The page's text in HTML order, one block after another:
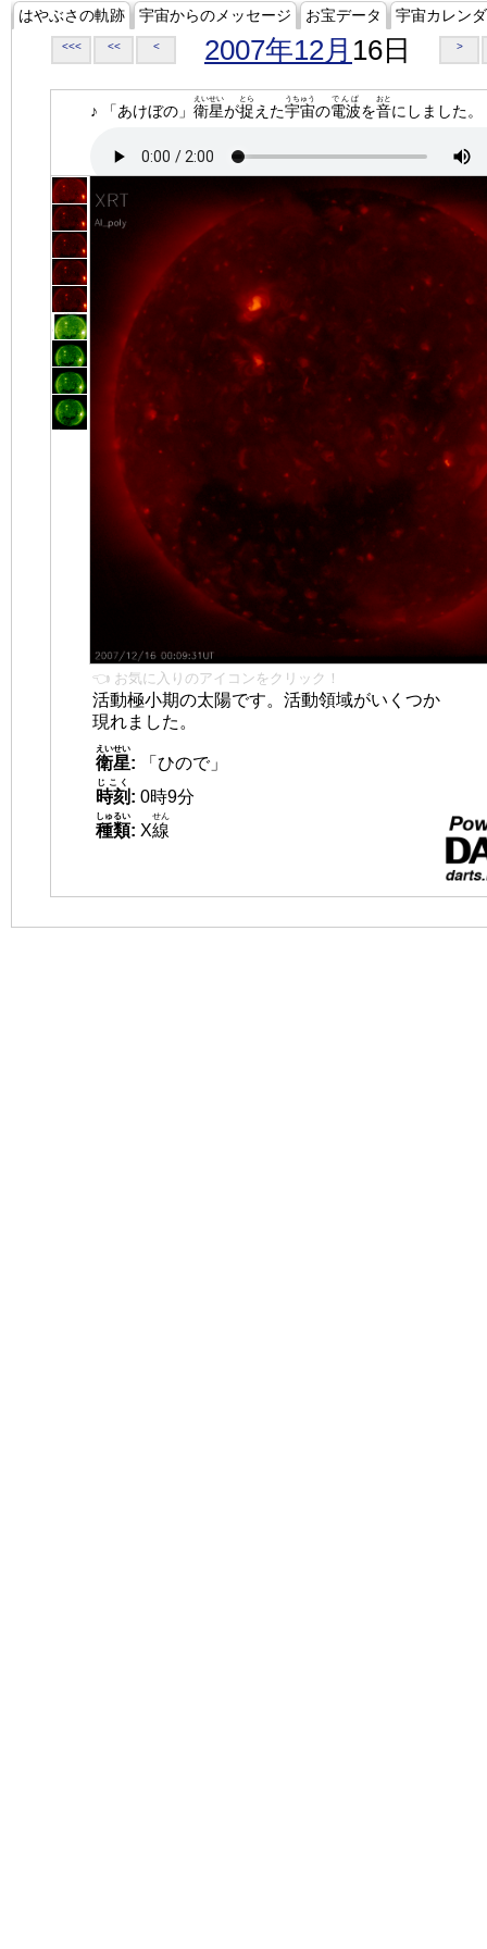
はやぶさの軌跡 宇宙からのメッセージ お宝データ 宇宙カレン
<<< << < 2007年12月 16日 >
♪ 「あけぼの」 衛星
えいせい
が捉
とら
えた宇宙
うちゅう
の電波
でんぱ
を音
おと
にしました。
👈 お気に入りのアイコンをクリック！
活動極小期の太陽です。活動領域がいくつか
現れました。
衛星
えいせい
:
「ひので」
時刻
じこく
: 0時9分
種類
しゅるい
: X線
せん